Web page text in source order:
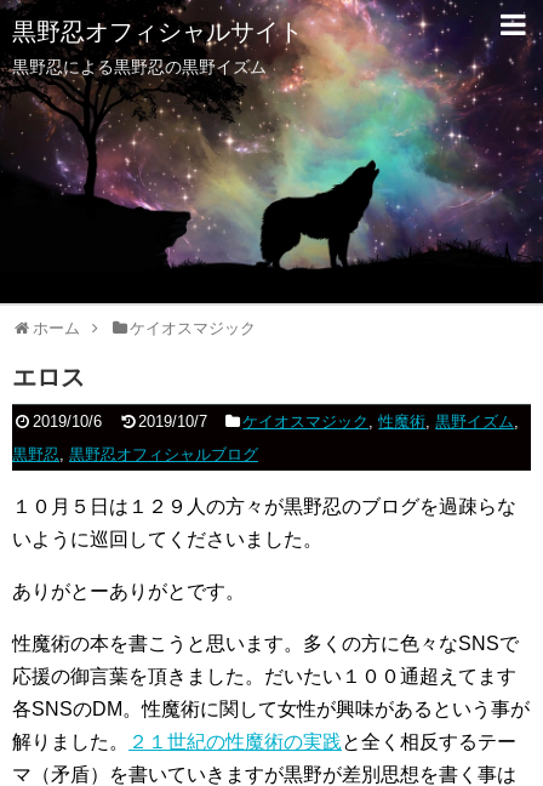
黒野忍オフィシャルサイト
黒野忍による黒野忍の黒野イズム
ホーム ケイオスマジック
エロス
2019/10/6 2019/10/7 ケイオスマジック ,性魔術,黒野イズム,
黒野忍, 黒野忍オフィシャルブログ
１０月５日は１２９人の方々が黒野忍のブログを過疎らな
いように巡回してくださいました。
ありがとーありがとです。
性魔術の本を書こうと思います。多くの方に色々なSNSで
応援の御言葉を頂きました。だいたい１００通超えてます
各SNSのDM。性魔術に関して女性が興味があるという事が
解りました。
２１世紀の性魔術の実践と全く相反するテー
マ（矛盾）を書いていきますが黒野が差別思想を書く事は